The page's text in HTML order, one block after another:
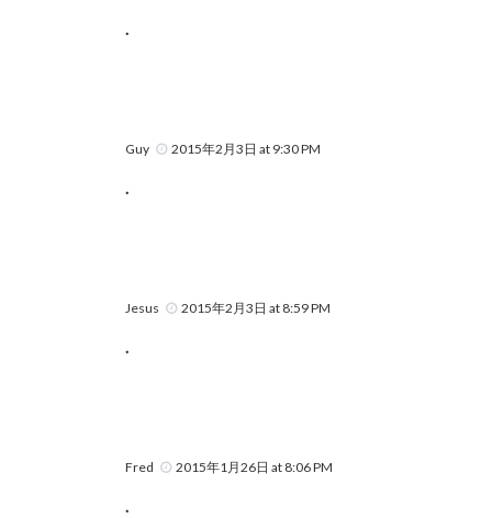
.
Guy 2015年2月3日 at 9:30 PM
.
Jesus 2015年2月3日 at 8:59 PM
.
Fred 2015年1月26日 at 8:06 PM
.